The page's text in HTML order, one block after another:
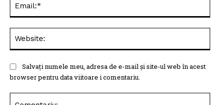
Salvați numele meu, adresa de e-mail și site-ul web în acest
browser pentru data viitoare i comentariu.